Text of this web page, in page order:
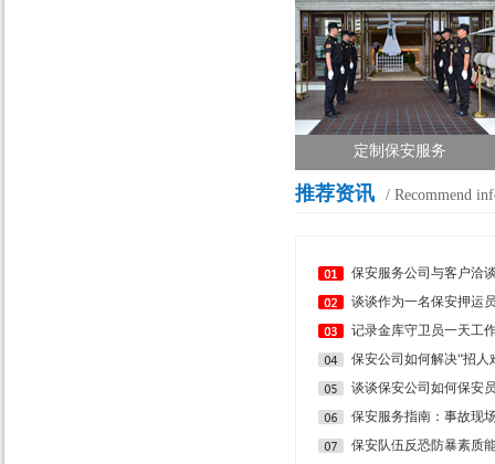
定制保安服务
推荐资讯 / Recommend
谈谈作为一名保安押运
记录金库守卫员一天工
保安公司如何解决“招人
谈谈保安公司如何保安
保安服务指南：事故现